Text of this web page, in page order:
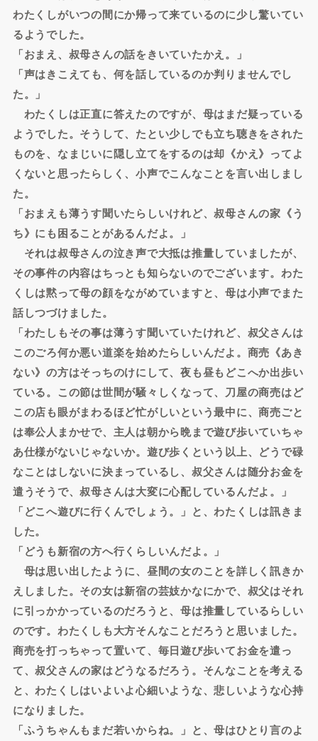
わたくしがいつの間にか帰って来ているのに少し驚いてい
るようでした。
「おまえ、叔母さんの話をきいていたかえ。」
「声はきこえても、何を話しているのか判りませんでし
た。」
わたくしは正直に答えたのですが、母はまだ疑っている
ようでした。そうして、たとい少しでも立ち聴きをされた
ものを、なまじいに隠し立てをするのは却《かえ》ってよ
くないと思ったらしく、小声でこんなことを言い出しまし
た。
「おまえも薄うす聞いたらしいけれど、叔母さんの家《う
ち》にも困ることがあるんだよ。」
それは叔母さんの泣き声で大抵は推量していましたが、
その事件の内容はちっとも知らないのでございます。わた
くしは黙って母の顔をながめていますと、母は小声でまた
話しつづけました。
「わたしもその事は薄うす聞いていたけれど、叔父さんは
このごろ何か悪い道楽を始めたらしいんだよ。商売《あき
ない》の方はそっちのけにして、夜も昼もどこへか出歩い
ている。この節は世間が騒々しくなって、刀屋の商売はど
この店も眼がまわるほど忙がしいという最中に、商売ごと
は奉公人まかせで、主人は朝から晩まで遊び歩いていちゃ
あ仕様がないじゃないか。遊び歩くという以上、どうで碌
なことはしないに決まっているし、叔父さんは随分お金を
遣うそうで、叔母さんは大変に心配しているんだよ。」
「どこへ遊びに行くんでしょう。」と、わたくしは訊きま
した。
「どうも新宿の方へ行くらしいんだよ。」
母は思い出したように、昼間の女のことを詳しく訊きか
えしました。その女は新宿の芸妓かなにかで、叔父はそれ
に引っかかっているのだろうと、母は推量しているらしい
のです。わたくしも大方そんなことだろうと思いました。
商売を打っちゃって置いて、毎日遊び歩いてお金を遣っ
て、叔父さんの家はどうなるだろう。そんなことを考える
と、わたくしはいよいよ心細いような、悲しいような心持
になりました。
「ふうちゃんもまだ若いからね。」と、母はひとり言のよ